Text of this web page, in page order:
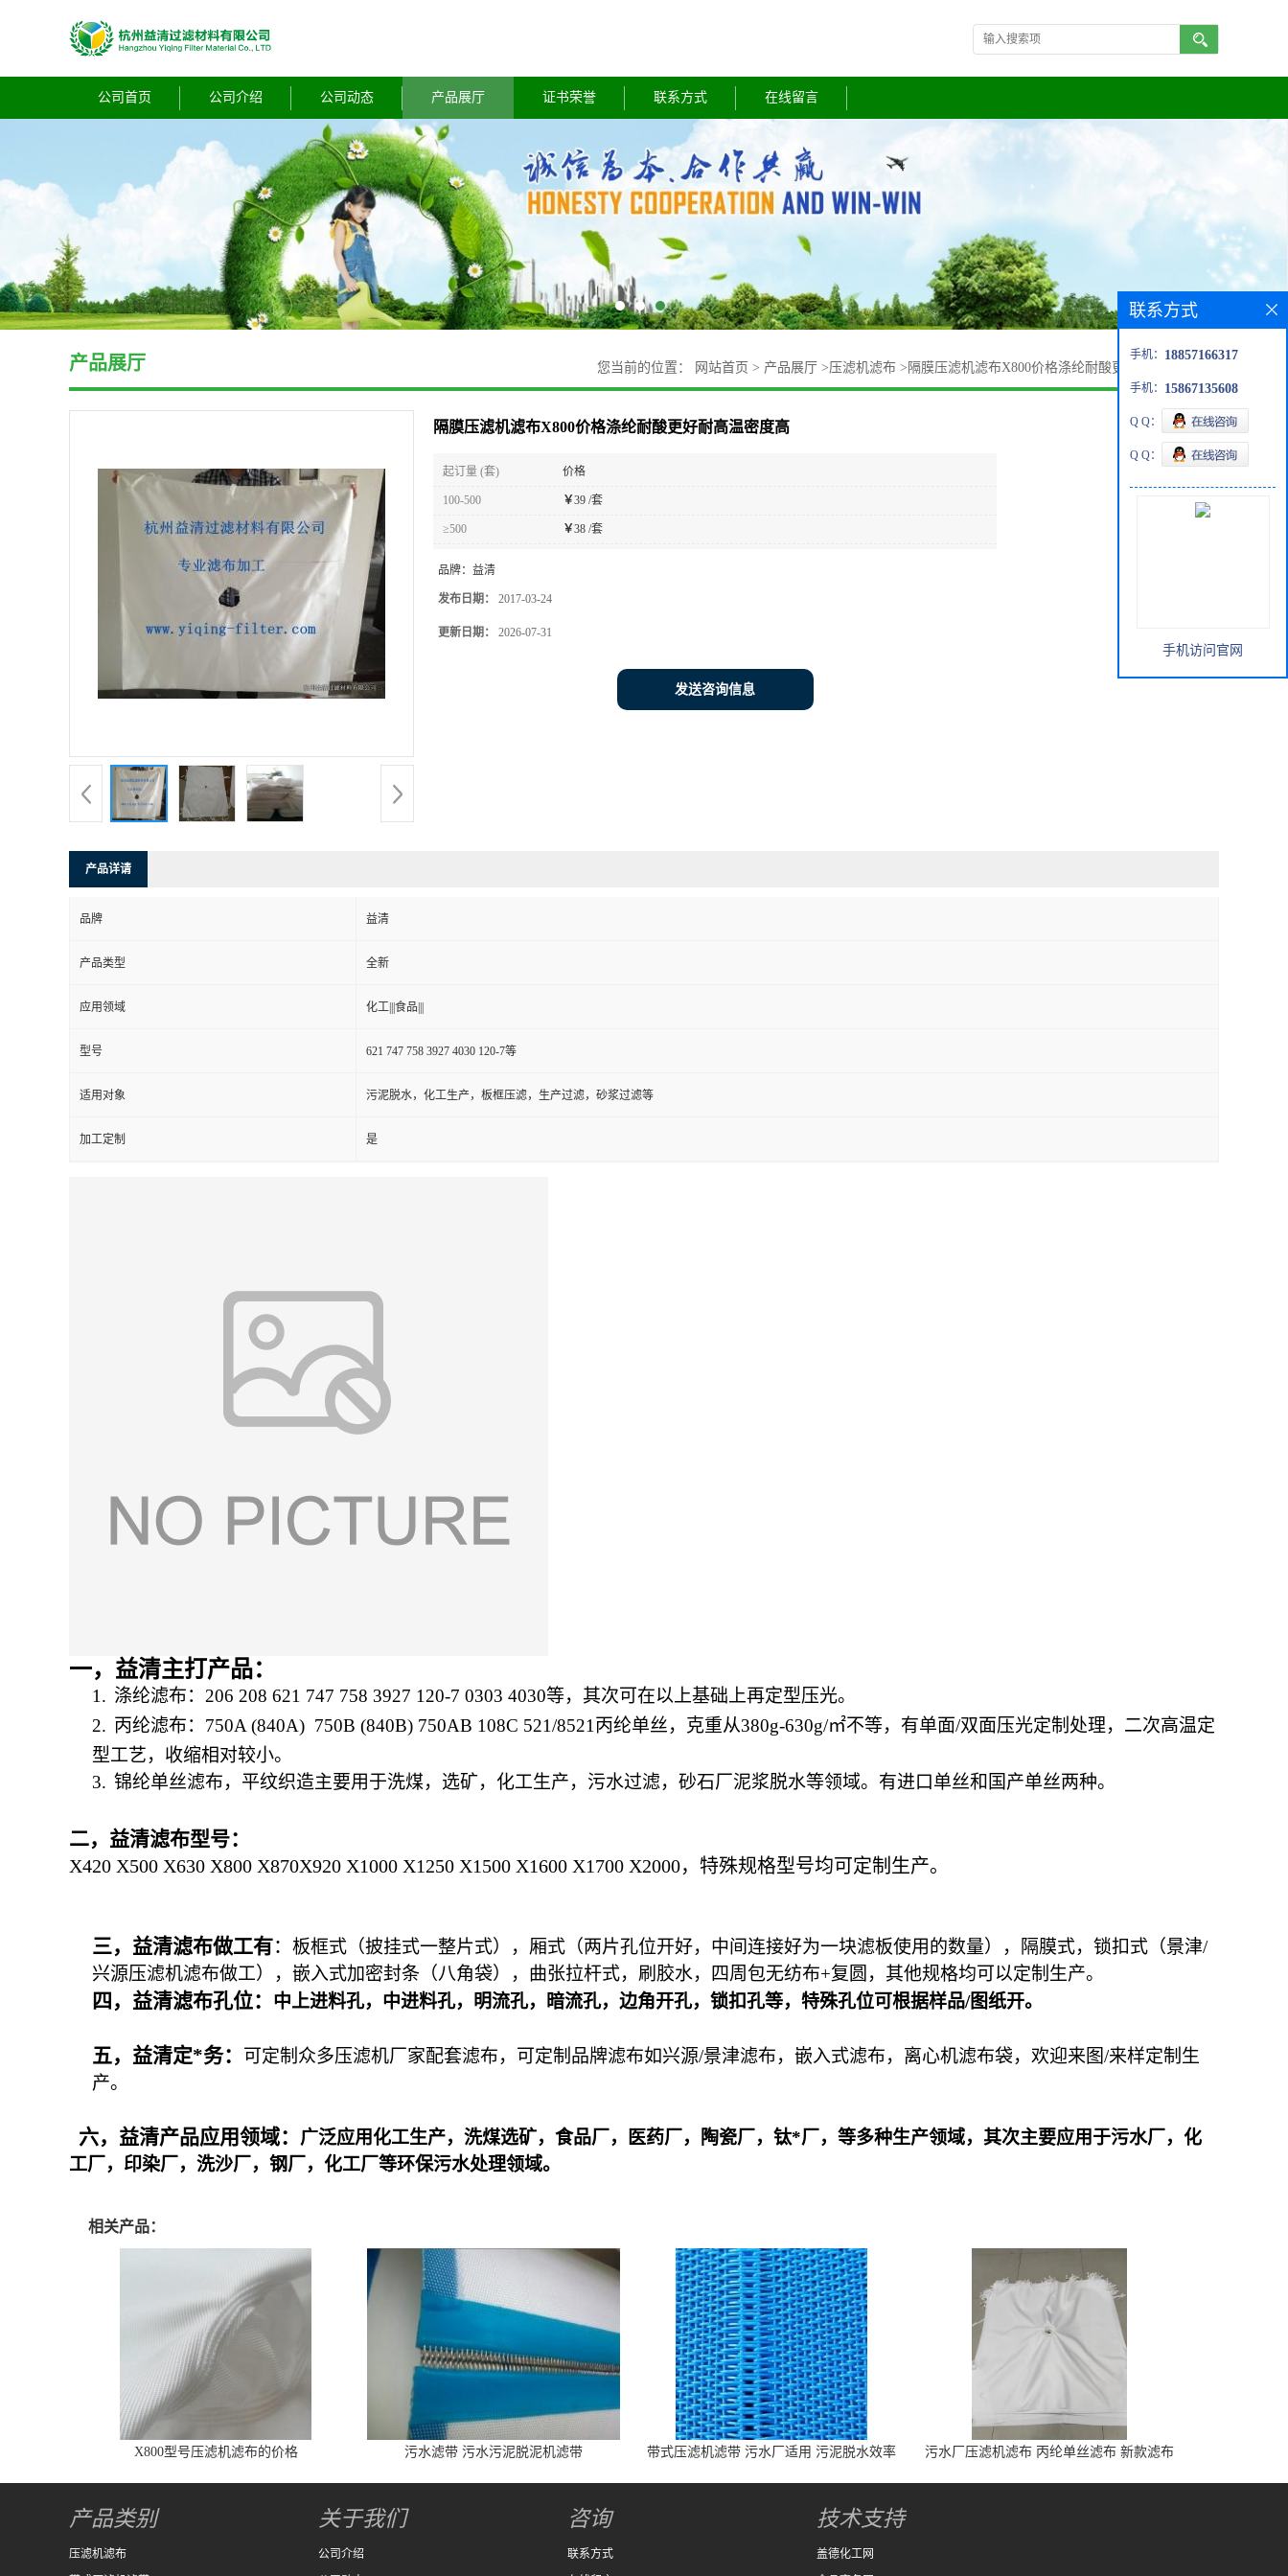
公司首页 公司介绍 公司动态 产品展厅 证书荣誉 联系方式 在线留言
产品展厅 您当前的位置： 网站首页 > 产品展厅 >压滤机滤布 > 隔膜压滤机滤布X800价格涤纶耐酸更好耐高温密度高
隔膜压滤机滤布X800价格涤纶耐酸更好耐高温密度高
起订量 (套) 价格
100-500 ￥39 /套
≥500 ￥38 /套
品牌： 益清
发布日期： 2017-03-24
更新日期： 2026-07-31
发送咨询信息
产品详请
品牌 益清
产品类型 全新
应用领域 化工|||食品|||
型号 621 747 758 3927 4030 120-7等
适用对象 污泥脱水，化工生产，板框压滤，生产过滤，砂浆过滤等
加工定制 是
一，益清主打产品：
1. 涤纶滤布： 206 208 621 747 758 3927 120-7 0303 4030等，其次可在以上基础上再定型压光。
2. 丙纶滤布： 750A (840A) 750B (840B) 750AB 108C 521/8521 丙纶单丝，克重从380g-630g/㎡不等，有单面/双面压光定制处理，二次高温定
型工艺，收缩相对较小。
3. 锦纶单丝滤布，平纹织造主要用于洗煤，选矿，化工生产，污水过滤，砂石厂泥浆脱水等领域。有进口单丝和国产单丝两种。
二，益清滤布型号：
X420 X500 X630 X800 X870X920 X1000 X1250 X1500 X1600 X1700 X2000，特殊规格型号均可定制生产。
三，益清滤布做工有： 板框式（披挂式一整片式），厢式（两片孔位开好，中间连接好为一块滤板使用的数量），隔膜式，锁扣式（景津/
兴源压滤机滤布做工），嵌入式加密封条（八角袋），曲张拉杆式，刷胶水，四周包无纺布+复圆，其他规格均可以定制生产。
四，益清滤布孔位： 中上进料孔，中进料孔，明流孔，暗流孔，边角开孔，锁扣孔等，特殊孔位可根据样品/图纸开。
五，益清定*务： 可定制众多压滤机厂家配套滤布，可定制品牌滤布如兴源/景津滤布，嵌入式滤布，离心机滤布袋，欢迎来图/来样定制生
产。
六，益清产品应用领域：
广泛应用化工生产，洗煤选矿，食品厂，医药厂，陶瓷厂，钛*厂，等多种生产领域，其次主要应用于污水厂，化
工厂，印染厂，洗沙厂，钢厂，化工厂等环保污水处理领域。
相关产品：
X800型号压滤机滤布的价格 污水滤带 污水污泥脱泥机滤带
带式压滤机滤带 污水厂适用 污泥脱水效率
污水厂压滤机滤布 丙纶单丝滤布 新款滤布
联系方式
手机： 18857166317
手机： 15867135608
Q Q：
Q Q：
手机访问官网
产品类别
压滤机滤布
关于我们
公司介绍
咨询
联系方式
技术支持
盖德化工网